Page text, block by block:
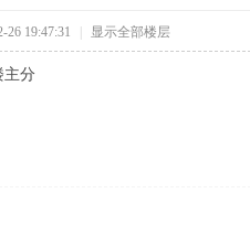
26 19:47:31 显示全部楼层
主分